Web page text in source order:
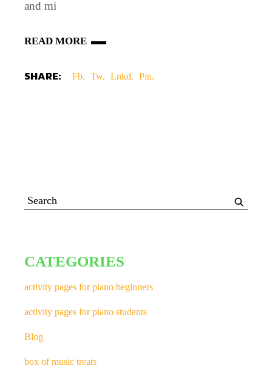
and mi
READ MORE
SHARE: Fb. Tw. Lnkd. Pin.
CATEGORIES
activity pages for piano beginners
activity pages for piano students
Blog
box of music treats